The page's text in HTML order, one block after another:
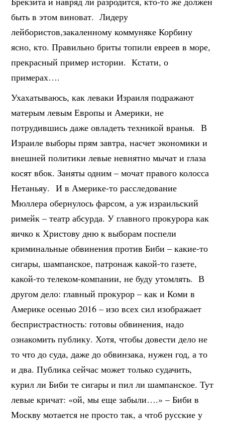
быть в этом виноват. Лидеру
лейбористов,закаленному коммуняке Корбину
ясно, кто. Правильно бриты топили евреев в море,
прекрасный пример истории. Кстати, о
примерах….
Ухахатываюсь, как леваки Израиля подражают
матерым левым Европы и Америки, не
потрудившись даже овладеть техникой вранья. В
Израиле выборы прям завтра, насчет экономики и
внешней политики левые невнятно мычат и глаза
косят вбок. Заняты одним – мочат правого колосса
Нетаньяу. И в Америке-то расследование
Мюллера обернулось фарсом, а уж израильский
римейк – театр абсурда. У главного прокурора как
яичко к Христову дню к выборам поспели
криминальные обвинения против Биби – какие-то
сигары, шампанское, патронаж какой-то газете,
какой-то телеком-компании, не буду утомлять. В
другом дело: главный прокурор – как и Коми в
Америке осенью 2016 – изо всех сил изображает
беспристрастность: готовы обвинения, надо
ознакомить публику. Хотя, чтобы довести дело не
то что до суда, даже до обвинзака, нужен год, а то
и два. Публика сейчас может только судачить,
курил ли Биби те сигары и пил ли шампанское. Тут
левые кричат: «ой, мы еще забыли….» – Биби в
Москву мотается не просто так, а чтоб русские у